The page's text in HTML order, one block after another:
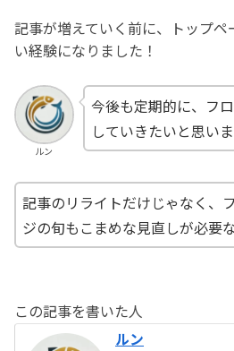
記事が増えていく前に、トップ
い経験になりました！
ルン
今後も定期的に、フ
していきたいと思いま
記事のリライトだけじゃなく、
ジの旬もこまめな見直しが必要
この記事を書いた人
ルン